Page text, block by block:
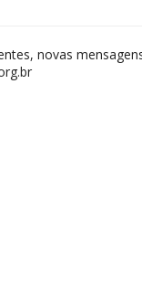
novas